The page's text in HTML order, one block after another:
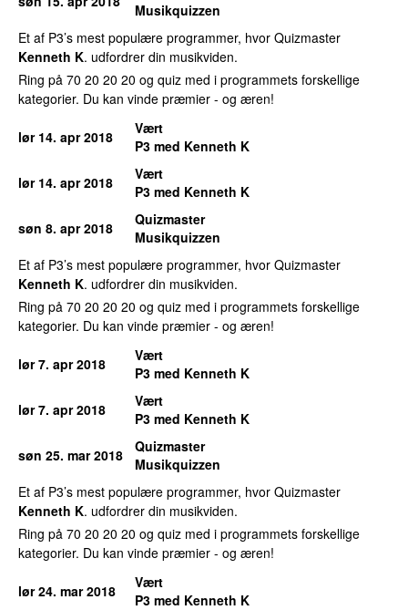
Musikquizzen
Et af P3’s mest populære programmer, hvor Quizmaster
Kenneth K. udfordrer din musikviden.
Ring på 70 20 20 20 og quiz med i programmets forskellige
kategorier. Du kan vinde præmier - og æren!
lør 14. apr 2018
Vært
P3 med Kenneth K
lør 14. apr 2018
Vært
P3 med Kenneth K
søn 8. apr 2018
Quizmaster
Musikquizzen
Et af P3’s mest populære programmer, hvor Quizmaster
Kenneth K. udfordrer din musikviden.
Ring på 70 20 20 20 og quiz med i programmets forskellige
kategorier. Du kan vinde præmier - og æren!
lør 7. apr 2018
Vært
P3 med Kenneth K
lør 7. apr 2018
Vært
P3 med Kenneth K
søn 25. mar 2018
Quizmaster
Musikquizzen
Et af P3’s mest populære programmer, hvor Quizmaster
Kenneth K. udfordrer din musikviden.
Ring på 70 20 20 20 og quiz med i programmets forskellige
kategorier. Du kan vinde præmier - og æren!
lør 24. mar 2018
Vært
P3 med Kenneth K